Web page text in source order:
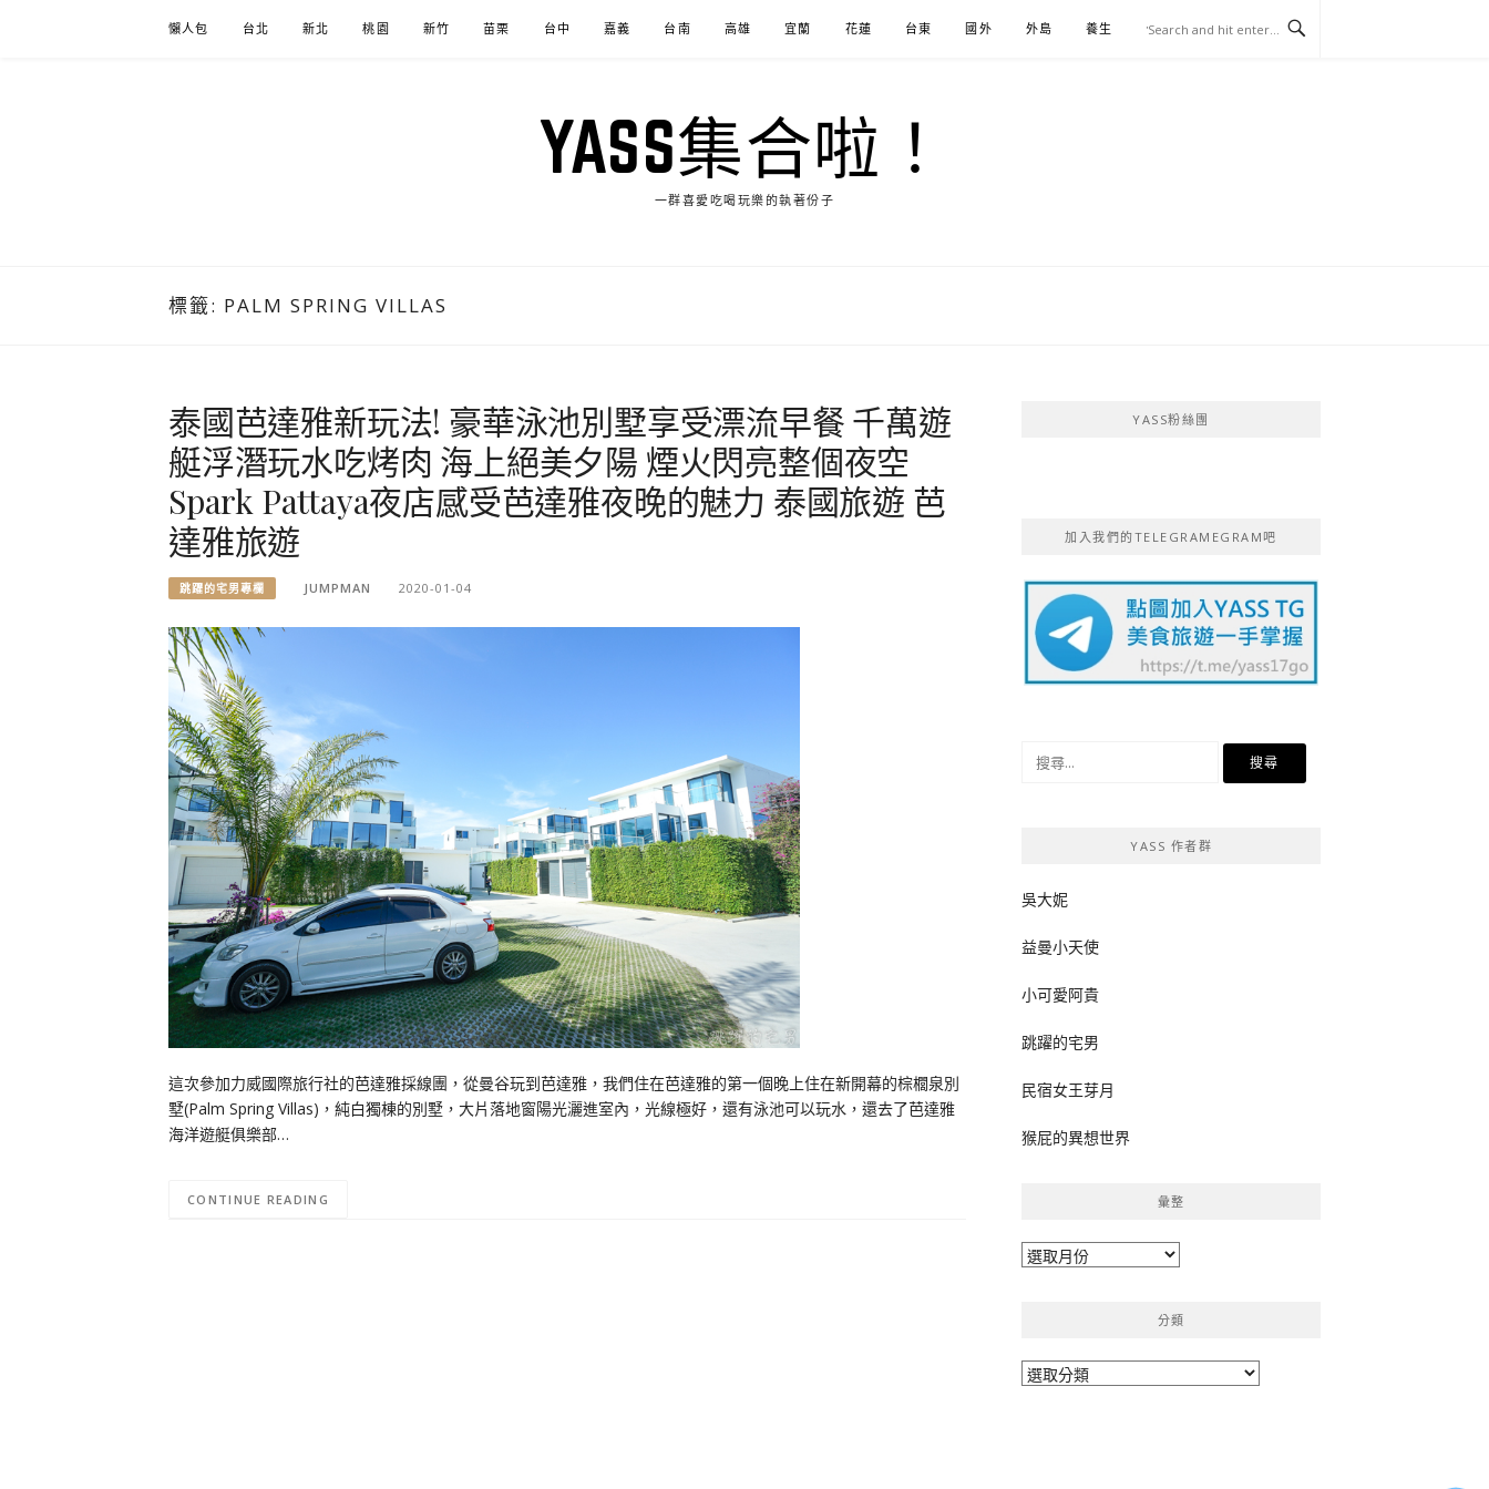
懶人包 台北 新北 桃園 新竹 苗栗 台中 嘉義 台南 高雄 宜蘭 花蓮 台東 國外 外島 養生 伴手禮
YASS集合啦！
一群喜愛吃喝玩樂的執著份子
標籤: PALM SPRING VILLAS
泰國芭達雅新玩法! 豪華泳池別墅享受漂流早餐 千萬遊
艇浮潛玩水吃烤肉 海上絕美夕陽 煙火閃亮整個夜空
Spark Pattaya夜店感受芭達雅夜晚的魅力 泰國旅遊 芭
達雅旅遊
跳躍的宅男專欄 JUMPMAN 2020-01-04
這次參加力威國際旅行社的芭達雅採線團，從曼谷玩到芭達雅，我們住在芭達雅的第一個晚上住在新開幕的棕櫚泉別
墅(Palm Spring Villas)，純白獨棟的別墅，大片落地窗陽光灑進室內，光線極好，還有泳池可以玩水，還去了芭達雅
海洋遊艇俱樂部…
CONTINUE READING
YASS粉絲團
加入我們的TELEGRAMEGRAM吧
YASS 作者群
吳大妮
益曼小天使
小可愛阿貴
跳躍的宅男
民宿女王芽月
猴屁的異想世界
彙整
彙
分類
分